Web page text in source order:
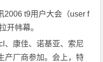
2006 t9用户大会（user f
开帏幕。
康佳、诺基亚、索尼
产厂商参加。会上，特